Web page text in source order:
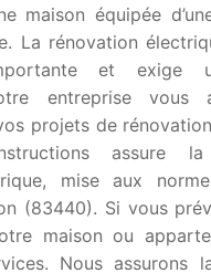
maison équipée
La rénovation
et exige
entreprise vous
projets de
assure la
mise aux
(83440). Si vous
maison ou
Nous assurons